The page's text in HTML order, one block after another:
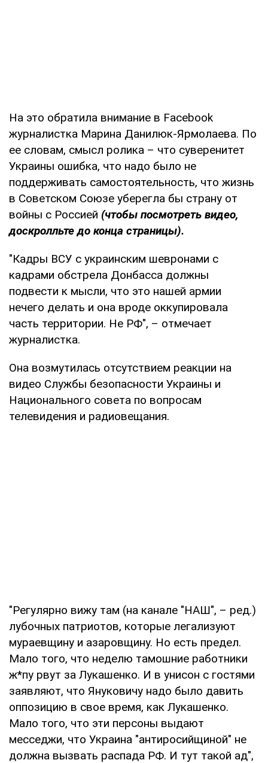
На это обратила внимание в Facebook
журналистка Марина Данилюк-Ярмолаева. По
ее словам, смысл ролика – что суверенитет
Украины ошибка, что надо было не
поддерживать самостоятельность, что жизнь
в Советском Союзе уберегла бы страну от
войны с Россией (чтобы посмотреть видео,
доскролльте до конца страницы).
"Кадры ВСУ с украинским шевронами с
кадрами обстрела Донбасса должны
подвести к мысли, что это нашей армии
нечего делать и она вроде оккупировала
часть территории. Не РФ", – отмечает
журналистка.
Она возмутилась отсутствием реакции на
видео Службы безопасности Украины и
Национального совета по вопросам
телевидения и радиовещания.
"Регулярно вижу там (на канале "НАШ", – ред.)
лубочных патриотов, которые легализуют
мураевщину и азаровщину. Но есть предел.
Мало того, что неделю тамошние работники
ж*пу рвут за Лукашенко. И в унисон с гостями
заявляют, что Януковичу надо было давить
оппозицию в свое время, как Лукашенко.
Мало того, что эти персоны выдают
месседжи, что Украина "антиросийщиной" не
должна вызвать распада РФ. И тут такой ад",